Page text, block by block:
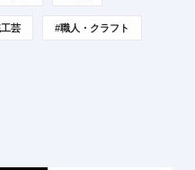
芸 #職人・クラフト